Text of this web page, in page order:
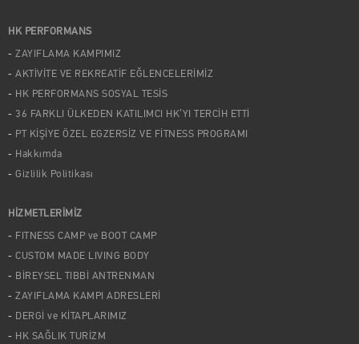
HK PERFORMANS
ZAYIFLAMA KAMPIMIZ
AKTİVİTE VE REKREATİF EĞLENCELERİMİZ
HK PERFORMANS SOSYAL TESİS
36 FARKLI ÜLKEDEN KATILIMCI HK’YI TERCİH ETTİ
PT KİŞİYE ÖZEL EGZERSİZ VE FİTNESS PROGRAMI
Hakkımda
Gizlilik Politikası
HİZMETLERİMİZ
FITNESS CAMP ve BOOT CAMP
CUSTOM MADE LIVING BODY
BİREYSEL TIBBİ ANTRENMAN
ZAYIFLAMA KAMPI ADRESLERİ
DERGİ ve KİTAPLARIMIZ
HK SAĞLIK TURİZM